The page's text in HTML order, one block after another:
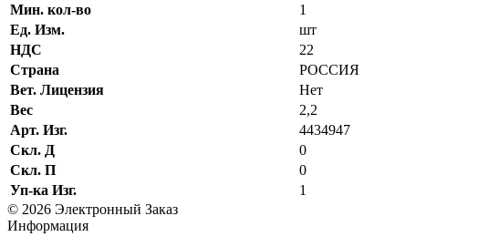
Мин. кол-во
1
Ед. Изм.
шт
НДС
22
Страна
РОССИЯ
Вет. Лицензия
Нет
Вес
2,2
Арт. Изг.
4434947
Скл. Д
0
Скл. П
0
Уп-ка Изг.
1
© 2026 Электронный Заказ
Информация